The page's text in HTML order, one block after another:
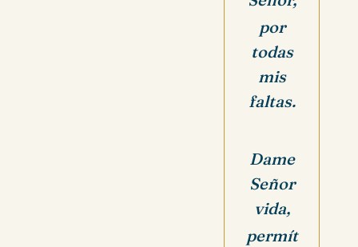
por
todas
mis
faltas.
Dame
Señor
vida,
permít